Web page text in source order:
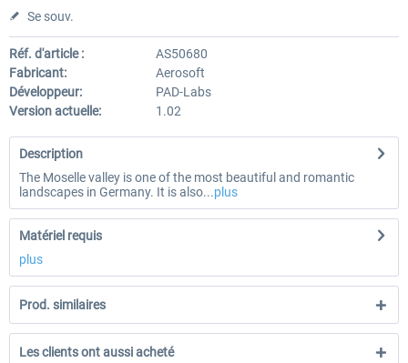
Se souv.
Réf. d'article :
AS50680
Fabricant:
Aerosoft
Développeur:
PAD-Labs
Version actuelle:
1.02
Description
The Moselle valley is one of the most beautiful and romantic
landscapes in Germany. It is also...plus
Matériel requis
plus
Prod. similaires
Les clients ont aussi acheté